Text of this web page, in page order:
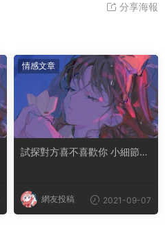
分享海報
情感文章
試探對方喜不喜歡你 小細節看
網友投稿 2021-09-07